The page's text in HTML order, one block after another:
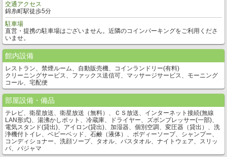
交通アクセス
錦糸町駅徒歩5分
駐車場
直営・提携の駐車場はございません。近隣のコインパーキングをご利用くださ
いませ。
館内設備
レストラン、禁煙ルーム、自動販売機、コインランドリー(有料)
クリーニングサービス、ファックス送信可、マッサージサービス、モーニング
コール、宅配便
部屋設備・備品
テレビ、衛星放送、衛星放送（無料）、ＣＳ放送、インターネット接続(無線
LAN形式)、湯沸かしポット、冷蔵庫、ドライヤー、ズボンプレッサー(一部)、
電気スタンド(貸出)、アイロン(貸出)、加湿器、個別空調、変圧器（貸出）、洗
浄機付トイレ、ベビーベッド、石鹸（液体）、ボディーソープ、シャンプー、
コンディショナー、洗顔ソープ、タオル、バスタオル、ナイトウェア、スリッ
パ、パジャマ